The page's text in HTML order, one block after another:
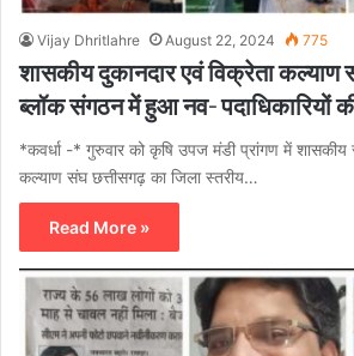
Vijay Dhritlahre August 22, 2024 775
शासकीय दुकानदार एवं विक्रेता कल्याण
ब्लॉक संगठन में हुआ नव- पदाधिकारियों
*कवर्धा -* गुरुवार को कृषि उपज मंडी प्रांगण में शासकीय
कल्याण संघ छत्तीसगढ़ का जिला स्तरीय…
Read More »